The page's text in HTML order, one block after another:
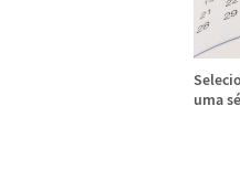
uma sé